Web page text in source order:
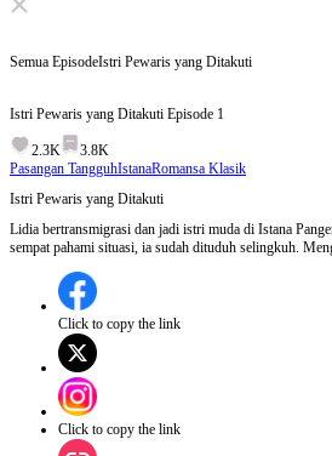
Semua EpisodeIstri Pewaris yang Ditakuti
Istri Pewaris yang Ditakuti Episode 1
2.3K
3.8K
Pasangan TangguhIstanaRomansa Klasik
Istri Pewaris yang Ditakuti
Lidia bertransmigrasi dan jadi istri muda di Istana
sempat pahami situasi, ia sudah dituduh selingkuh.
Istana Pangeran dari krisis, dan juga dapatkan cinta
Click to copy the link
Click to copy the link